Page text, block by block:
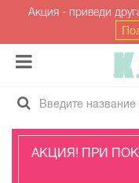
Акция - приведи
АКЦИЯ! ПРИ